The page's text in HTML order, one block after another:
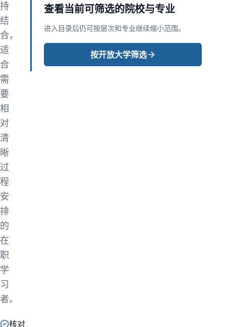
持
结
合，
适
合
需
要
相
对
清
晰
过
程
安
排
的
在
职
学
习
者。
核对
查看当前可筛选的院校与专业
进入目录后仍可按层次和专业继续缩小范围。
按开放大学筛选